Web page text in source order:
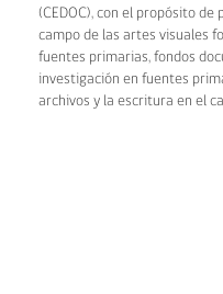
(CEDOC), con el propósito
campo de las artes visuales
fuentes primarias, fondos
investigación en fuentes
archivos y la escritura en el